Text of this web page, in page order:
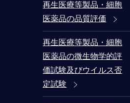
再生医療等製品・細胞
医薬品の品質評価
再生医療等製品・細胞
医薬品の微生物学的評
価試験及びウイルス否
定試験